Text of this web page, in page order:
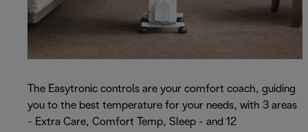
The Easytronic controls are your comfort coach, guiding
you to the best temperature for your needs, with 3 areas
- Extra Care, Comfort Temp, Sleep - and 12